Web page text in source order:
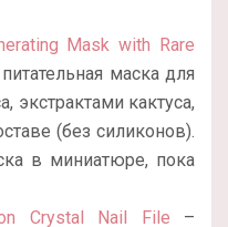
Mask with Rare
маска для
экстрактами кактуса,
(без силиконов).
в миниатюре, пока
Crystal Nail File –